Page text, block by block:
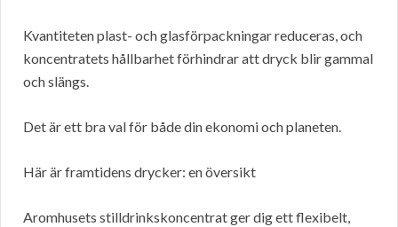
Kvantiteten plast- och glasförpackningar reduceras, och
koncentratets hållbarhet förhindrar att dryck blir gammal
och slängs.
Det är ett bra val för både din ekonomi och planeten.
Här är framtidens drycker: en översikt
Aromhusets stilldrinkskoncentrat ger dig ett flexibelt,